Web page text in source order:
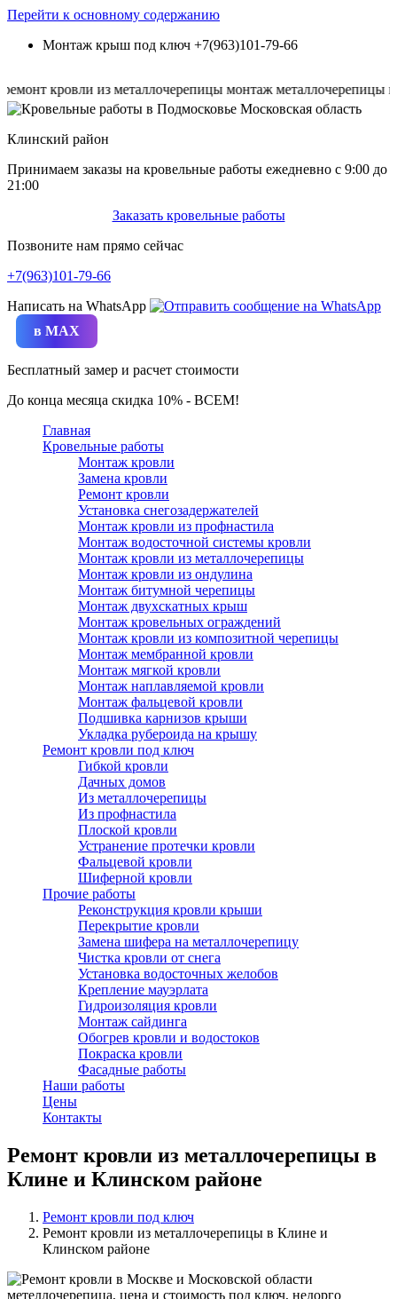
Перейти к основному содержанию
Монтаж крыш под ключ +7(963)101-79-66
кровли из металлочерепицы монтаж металлочерепицы
Клинский район
Принимаем заказы на кровельные работы ежедневно c 9:00 до
21:00
Заказать кровельные работы
Позвоните нам прямо сейчас
+7(963)101-79-66
Написать на WhatsApp
в MAX
Бесплатный замер и расчет стоимости
До конца месяца скидка 10% - ВСЕМ!
Главная
Кровельные работы
Монтаж кровли
Замена кровли
Ремонт кровли
Установка снегозадержателей
Монтаж кровли из профнастила
Монтаж водосточной системы кровли
Монтаж кровли из металлочерепицы
Монтаж кровли из ондулина
Монтаж битумной черепицы
Монтаж двухскатных крыш
Монтаж кровельных ограждений
Монтаж кровли из композитной черепицы
Монтаж мембранной кровли
Монтаж мягкой кровли
Монтаж наплавляемой кровли
Монтаж фальцевой кровли
Подшивка карнизов крыши
Укладка рубероида на крышу
Ремонт кровли под ключ
Гибкой кровли
Дачных домов
Из металлочерепицы
Из профнастила
Плоской кровли
Устранение протечки кровли
Фальцевой кровли
Шиферной кровли
Прочие работы
Реконструкция кровли крыши
Перекрытие кровли
Замена шифера на металлочерепицу
Чистка кровли от снега
Установка водосточных желобов
Крепление мауэрлата
Гидроизоляция кровли
Монтаж сайдинга
Обогрев кровли и водостоков
Покраска кровли
Фасадные работы
Наши работы
Цены
Контакты
Ремонт кровли из металлочерепицы в
Клине и Клинском районе
Ремонт кровли под ключ
Ремонт кровли из металлочерепицы в Клине и
Клинском районе